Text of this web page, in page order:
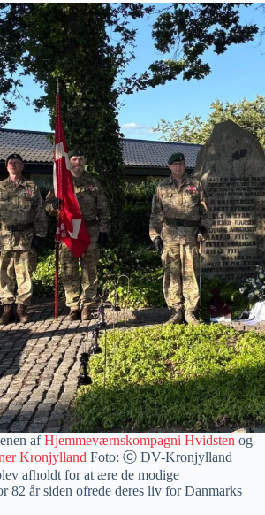
afHjemmeværnskompagni Hvidsten og
Kronjylland Foto: ⓒ DV-Kronjylland
afholdt for at ære de modige
82 år siden ofrede deres liv for Danmarks